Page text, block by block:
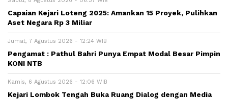
Capaian Kejari Loteng 2025: Amankan 15 Proyek, Pulihkan
Aset Negara Rp 3 Miliar
Jumat, 7 Agustus 2026 - 12:24 WIB
Pengamat : Pathul Bahri Punya Empat Modal Besar Pimpin
KONI NTB
Kamis, 6 Agustus 2026 - 12:06 WIB
Kejari Lombok Tengah Buka Ruang Dialog dengan Media